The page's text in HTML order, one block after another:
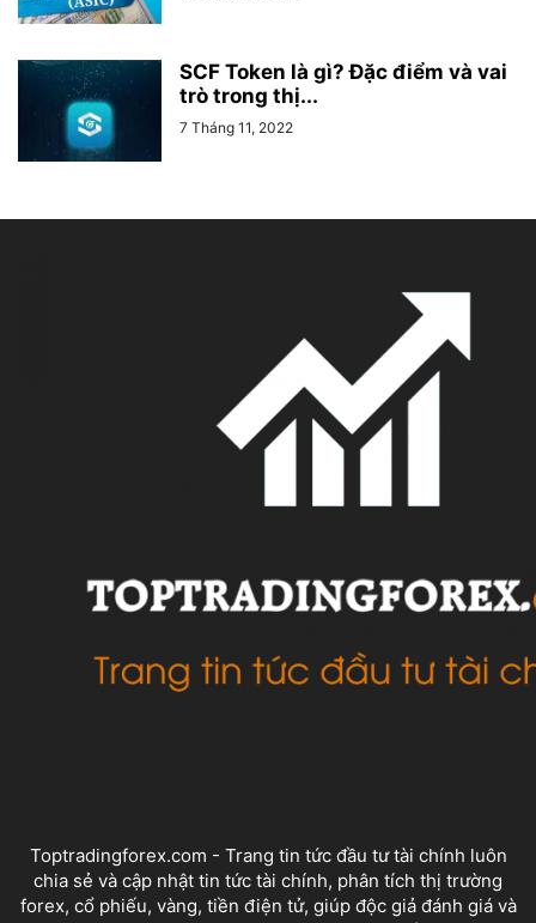
SCF Token là gì? Đặc điểm và vai
trò trong thị...
7 Tháng 11, 2022
Toptradingforex.com - Trang tin tức đầu tư tài chính luôn
chia sẻ và cập nhật tin tức tài chính, phân tích thị trường
forex, cổ phiếu, vàng, tiền điện tử, giúp độc giả đánh giá và